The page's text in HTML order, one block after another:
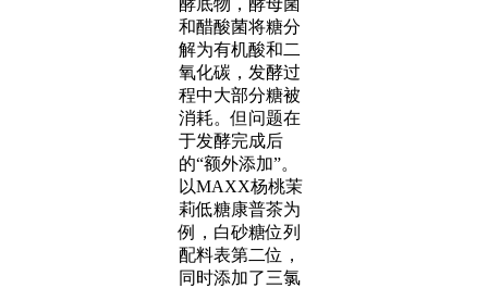
酵底物，酵母菌
和醋酸菌将糖分
解为有机酸和二
氧化碳，发酵过
程中大部分糖被
消耗。但问题在
于发酵完成后
的“额外添加”。
以MAXX杨桃茉
莉低糖康普茶为
例，白砂糖位列
配料表第二位，
同时添加了三氯